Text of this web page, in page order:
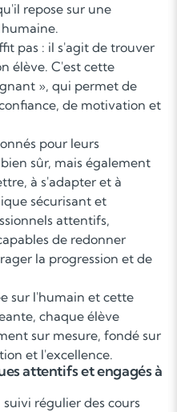
repose sur une
pas : il s'agit de trouver
élève. C'est cette
», qui permet de
de motivation et
pour leurs
sûr, mais également
à s'adapter et à
sécurisant et
attentifs,
de redonner
la progression et de
sur l'humain et cette
chaque élève
sur mesure, fondé sur
et l'excellence.
attentifs et engagés à
régulier des cours